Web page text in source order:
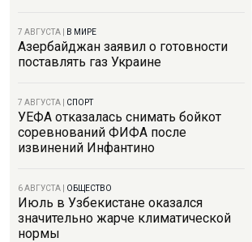
7 АВГУСТА В МИРЕ
Азербайджан заявил о готовности
поставлять газ Украине
7 АВГУСТА СПОРТ
УЕФА отказалась снимать бойкот
соревнований ФИФА после
извинений Инфантино
6 АВГУСТА ОБЩЕСТВО
Июль в Узбекистане оказался
значительно жарче климатической
нормы